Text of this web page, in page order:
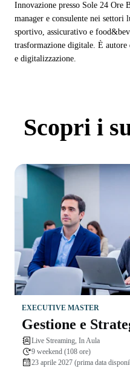
Innovazione presso Sole 24 Ore
manager e consulente nei settori
sportivo, assicurativo e
trasformazione digitale. È
e digitalizzazione.
Scopri i
EXECUTIVE MASTER
Gestione e
Live Streaming, In Aula
9 weekend (108 ore)
23 aprile 2027 (prima data